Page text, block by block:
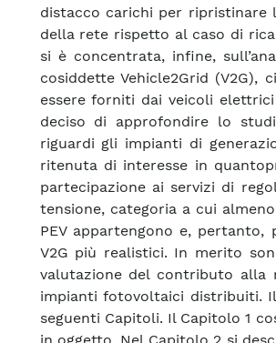
distacco carichi per ripristinare
della rete rispetto al caso di
si è concentrata, infine,
cosiddette Vehicle2Grid (V2G),
essere forniti dai veicoli
deciso di approfondire lo
riguardi gli impianti di
ritenuta di interesse in
partecipazione ai servizi di
tensione, categoria a cui
PEV appartengono e,
V2G più realistici. In merito
valutazione del contributo alla
impianti fotovoltaici distribuiti.
seguenti Capitoli. Il Capitolo 1